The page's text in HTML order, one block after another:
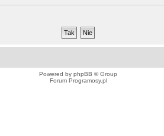
Powered by phpBB © Group
Forum Programosy.pl